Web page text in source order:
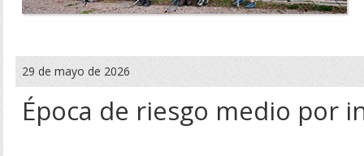
29 de mayo de 2026
Época de riesgo medio por